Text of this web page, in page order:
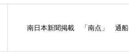
南日本新聞掲載 「南点」 通船